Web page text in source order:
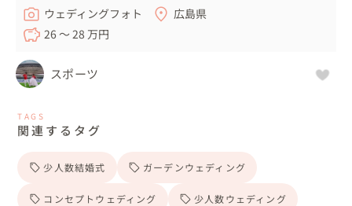
ウェディングフォト
広島県
26 〜 28 万円
スポーツ
TAGS
関連するタグ
少人数結婚式 ガーデンウェディング
コンセプトウェディング 少人数ウェディング